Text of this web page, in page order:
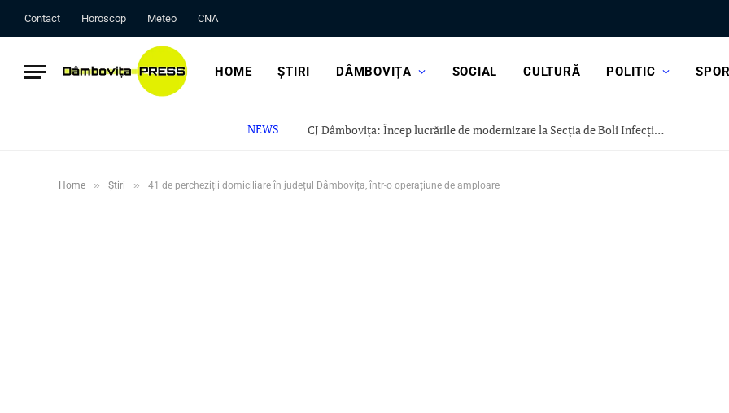
Contact Horoscop Meteo CNA
HOME ȘTIRI DÂMBOVIȚA SOCIAL CULTURĂ POLITIC
NEWS CJ Dâmbovița: Încep lucrările de modernizare la Secția de Boli Infecțioase a Spitalului Județean Târgoviște
Home » Știri » 41 de percheziții domiciliare în județul Dâmbovița, într-o operațiune de amploare